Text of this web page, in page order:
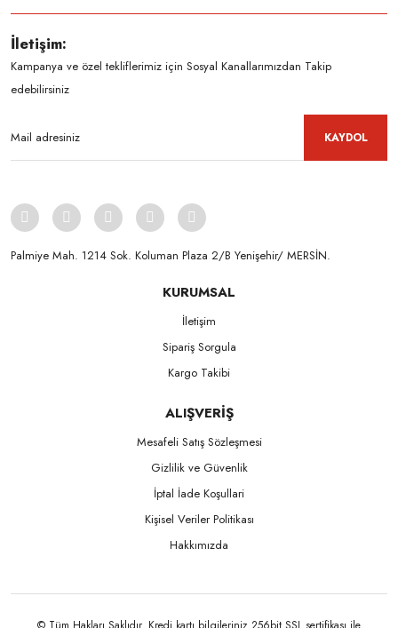
İletişim:
Kampanya ve özel tekliflerimiz için Sosyal Kanallarımızdan Takip
edebilirsiniz
KAYDOL
Palmiye Mah. 1214 Sok. Koluman Plaza 2/B Yenişehir/ MERSİN.ㅤㅤㅤㅤㅤㅤㅤㅤㅤㅤㅤㅤㅤㅤㅤㅤㅤㅤㅤㅤㅤㅤㅤㅤㅤㅤㅤㅤㅤㅤㅤㅤㅤㅤㅤ ㅤㅤㅤㅤㅤㅤㅤㅤㅤㅤ
KURUMSAL
İletişim
Sipariş Sorgula
Kargo Takibi
ALIŞVERİŞ
Mesafeli Satış Sözleşmesi
Gizlilik ve Güvenlik
İptal İade Koşullari
Kişisel Veriler Politikası
Hakkımızda